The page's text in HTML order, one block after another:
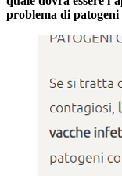
problema di patogeni